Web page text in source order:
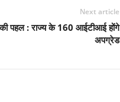
Next article
पहल : राज्य के 160 आईटीआई होंगे
अपग्रेड